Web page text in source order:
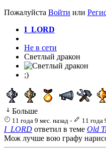
Пожалуйста Войти или
I_LORD
Не в сети
Светлый дракон
;)
Больше
11 года 9 мес. назад - 11 года
I_LORD ответил в теме Old
Мож лучше вою графу